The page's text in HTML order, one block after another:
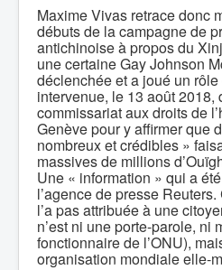
Maxime Vivas retrace donc
débuts de la campagne de
antichinoise à propos du
une certaine Gay Johnson
déclenchée et a joué un
intervenue, le 13 août 2018,
commissariat aux droits de
Genève pour y affirmer que
nombreux et crédibles »
massives de millions
Une « information » qui a
l’agence de presse
l’a pas attribuée à une
n’est ni une porte-parole, ni
fonctionnaire de l’ONU),
organisation mondiale elle-